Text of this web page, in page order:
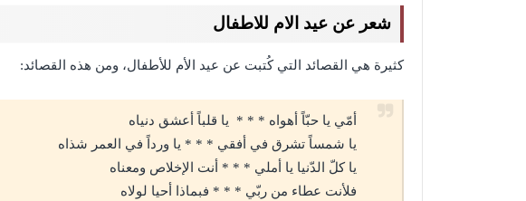
شعر عن عيد الام للاطفال
كثيرة هي القصائد التي كُتبت عن عيد الأم للأطفال، ومن هذه القصائد:
أمّي يا حبّاً أهواه * * * يا قلباً أعشق دنياه
يا شمساً تشرق في أفقي * * * يا ورداً في العمر شذاه
يا كلّ الدّنيا يا أملي * * * أنت الإخلاص ومعناه
فلأنت عطاء من ربّي * * * فبماذا أحيا لولاه